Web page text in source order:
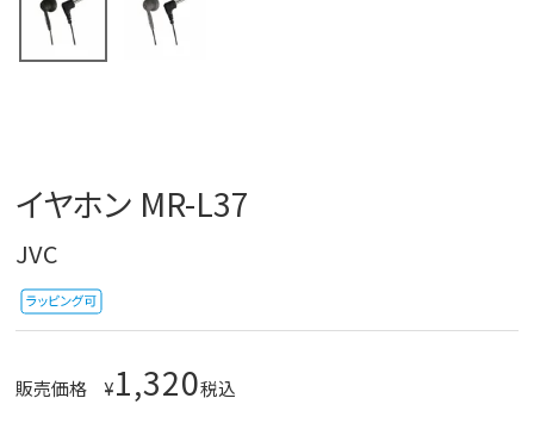
イヤホン MR-L37
JVC
販売価格 ¥1,320税込